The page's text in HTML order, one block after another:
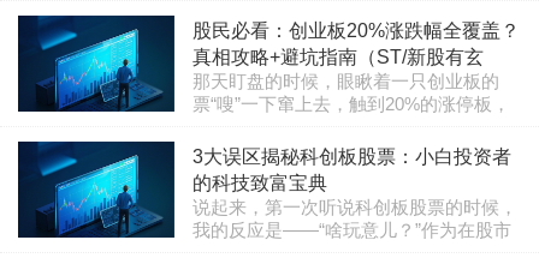
点真实心得——涨停后怎么判断第二天的
走势？全程不花哨，纯干货，用我的..
面”、“技术面”这些词，感觉像在听天书，
心里直打鼓。这玩意儿到底是什么？怎么
玩？风险在哪？能赚钱吗？这份困惑，我
相信每一个初入股市的朋友都经历过。今
天，我就想以一个过来人的身份，和大家
希望能给还在摸索的你一点启发。第一
步：别急着买！股票不是彩票，它背后是
一..
股民必看：创业板20%涨跌幅全覆盖？
真相攻略+避坑指南（ST/新股有玄
机）
那天盯盘的时候，眼瞅着一只创业板的
票“嗖”一下窜上去，触到20%的涨停板，
子里突然冒出个疑问：现在创业板这20%
的宽幅波动，是板上钉钉覆盖到所有股票
了吗？这个疑问，相信很多和我一样在创
业板里“冲浪”的朋友都曾有过。今天，咱
们就把这个看似基础、实则暗藏玄机的问
3大误区揭秘科创板股票：小白投资者
的科技致富宝典
说起来，第一次听说科创板股票的时候，
我的反应是——“啥玩意儿？”作为在股市